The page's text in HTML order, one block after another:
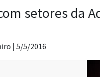
setores da
| 5/5/2016